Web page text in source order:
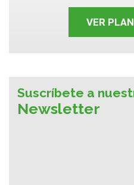
VER
Suscríbete a
Newsletter